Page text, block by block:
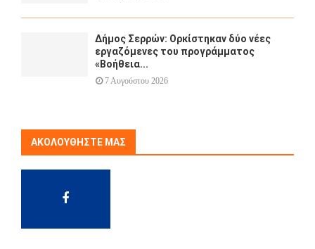
Δήμος Σερρών: Ορκίστηκαν δύο νέες
εργαζόμενες του προγράμματος
«Βοήθεια...
7 Αυγούστου 2026
ΑΚΟΛΟΥΘΉΣΤΕ ΜΑΣ